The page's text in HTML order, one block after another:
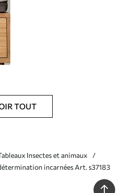
TOUT
Insectes et animaux
incarnées Art. s37183